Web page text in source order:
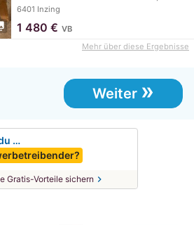
meinem neuen…
6401 Inzing
1 480 € VB
Mehr über diese Ergebnisse
Weiter »
…
Gratis-Vorteile sichern chevron_right